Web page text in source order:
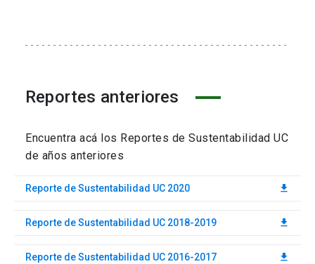
Reportes anteriores
Encuentra acá los Reportes de Sustentabilidad UC
de años anteriores
Reporte de Sustentabilidad UC 2020 download
Reporte de Sustentabilidad UC 2018-2019 download
Reporte de Sustentabilidad UC 2016-2017 download